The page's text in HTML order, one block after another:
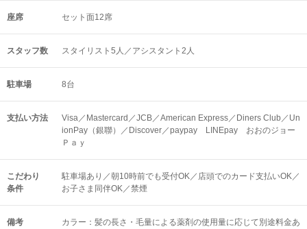
座席 セット面12席
スタッフ数 スタイリスト5人／アシスタント2人
駐車場 8台
支払い方法
Visa／Mastercard／JCB／American Express／Diners Club／Un
ionPay（銀聯）／Discover／paypay LINEpay おおのジョー
Ｐａｙ
こだわり
条件
駐車場あり／朝10時前でも受付OK／店頭でのカード支払いOK／
お子さま同伴OK／禁煙
備考
カラー：髪の長さ・毛量による薬剤の使用量に応じて別途料金あ